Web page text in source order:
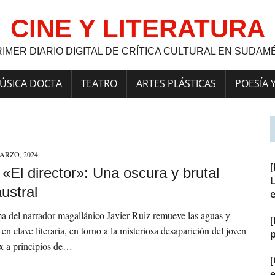
CINE Y LITERATURA
DIARIO DIGITAL DE CRÍTICA CULTURAL EN
DOCTA TEATRO ARTES PLÁSTICAS POESÍA
2024
director»: Una oscura y brutal
del narrador magallánico Javier Ruiz remueve las aguas y
clave literaria, en torno a la misteriosa desaparición del joven
a principios de…